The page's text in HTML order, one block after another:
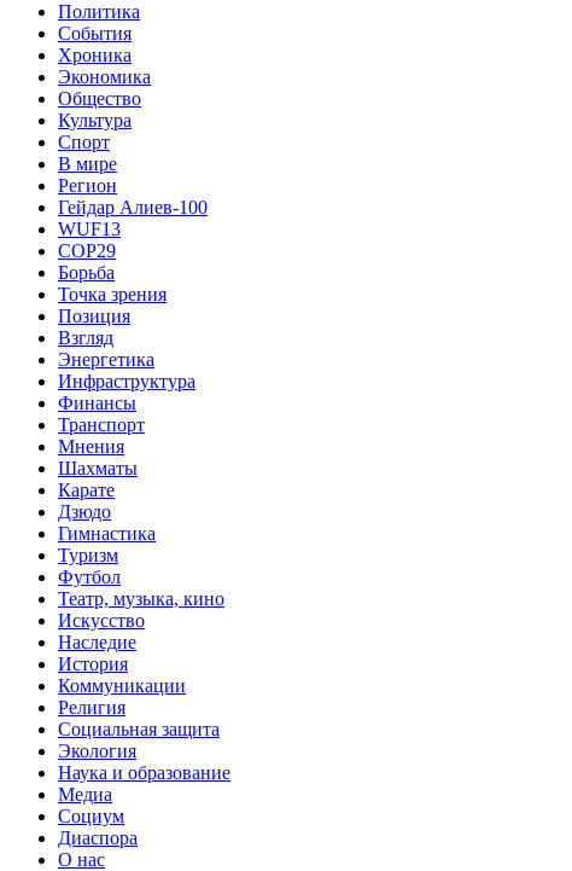
Политика
События
Хроника
Экономика
Общество
Культура
Спорт
В мире
Регион
Гейдар Алиев-100
WUF13
COP29
Борьба
Точка зрения
Позиция
Взгляд
Энергетика
Инфраструктура
Финансы
Транспорт
Мнения
Шахматы
Карате
Дзюдо
Гимнастика
Туризм
Футбол
Театр, музыка, кино
Искусство
Наследие
История
Коммуникации
Религия
Социальная защита
Экология
Наука и образование
Медиа
Социум
Диаспора
О нас